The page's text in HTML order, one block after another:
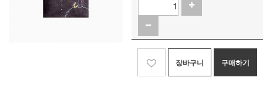
장바구니 구매하기